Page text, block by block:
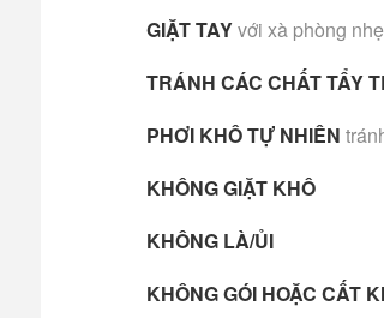
GIẶT TAYvới xà phòng nhẹ
TRÁNH CÁC CHẤT TẨY
PHƠI KHÔ TỰ NHIÊN
KHÔNG GIẶT KHÔ
KHÔNG LÀ/ỦI
KHÔNG GÓI HOẶC CẤT